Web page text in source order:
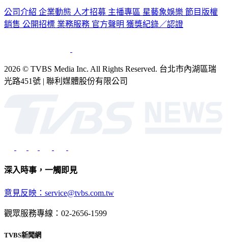
公司介紹 企業動態 人才招募 主播專區 星藝象娛樂 節目版權
銷售 公開招標 業務服務 官方聲明 獲獎紀錄／認證
2026 © TVBS Media Inc. All Rights Reserved. 台北市內湖區瑞
光路451號 | 聯利媒體股份有限公司
深入時事，一觸即見
意見反映：service@tvbs.com.tw
觀眾服務專線：02-2656-1599
TVBS新聞網